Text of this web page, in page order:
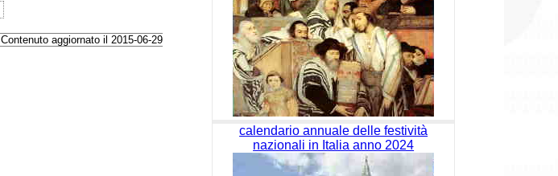
Contenuto aggiornato il 2015-06-29
calendario annuale delle festività
nazionali in Italia anno 2024